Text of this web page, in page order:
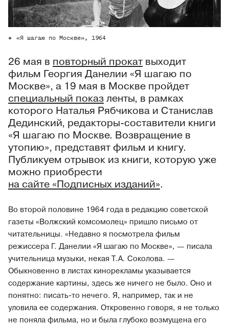
«Я шагаю по Москве», 1964
26 мая в повторный прокат выходит
фильм Георгия Данелии «Я шагаю по
Москве», а 19 мая в Москве пройдет
специальный показленты, в рамках
которого Наталья Рябчикова и Станислав
Дединский, редакторы-составители книги
«Я шагаю по Москве. Возвращение в
утопию», представят фильм и книгу.
Публикуем отрывок из книги, которую уже
можно приобрести
на сайте «Подписных изданий».
Во второй половине 1964 года в редакцию советской
газеты «Волжский комсомолец» пришло письмо от
читательницы. «Недавно я посмотрела фильм
режиссера Г. Данелии «Я шагаю по Москве», — писала
учительница музыки, некая Т.А. Соколова. —
Обыкновенно в листах кинорекламы указывается
содержание картины, здесь же ничего не было. Оно и
понятно: писать-то нечего. Я, например, так и не
уловила ее содержания. Откровенно говоря, я не только
не поняла фильма, но и была глубоко возмущена его